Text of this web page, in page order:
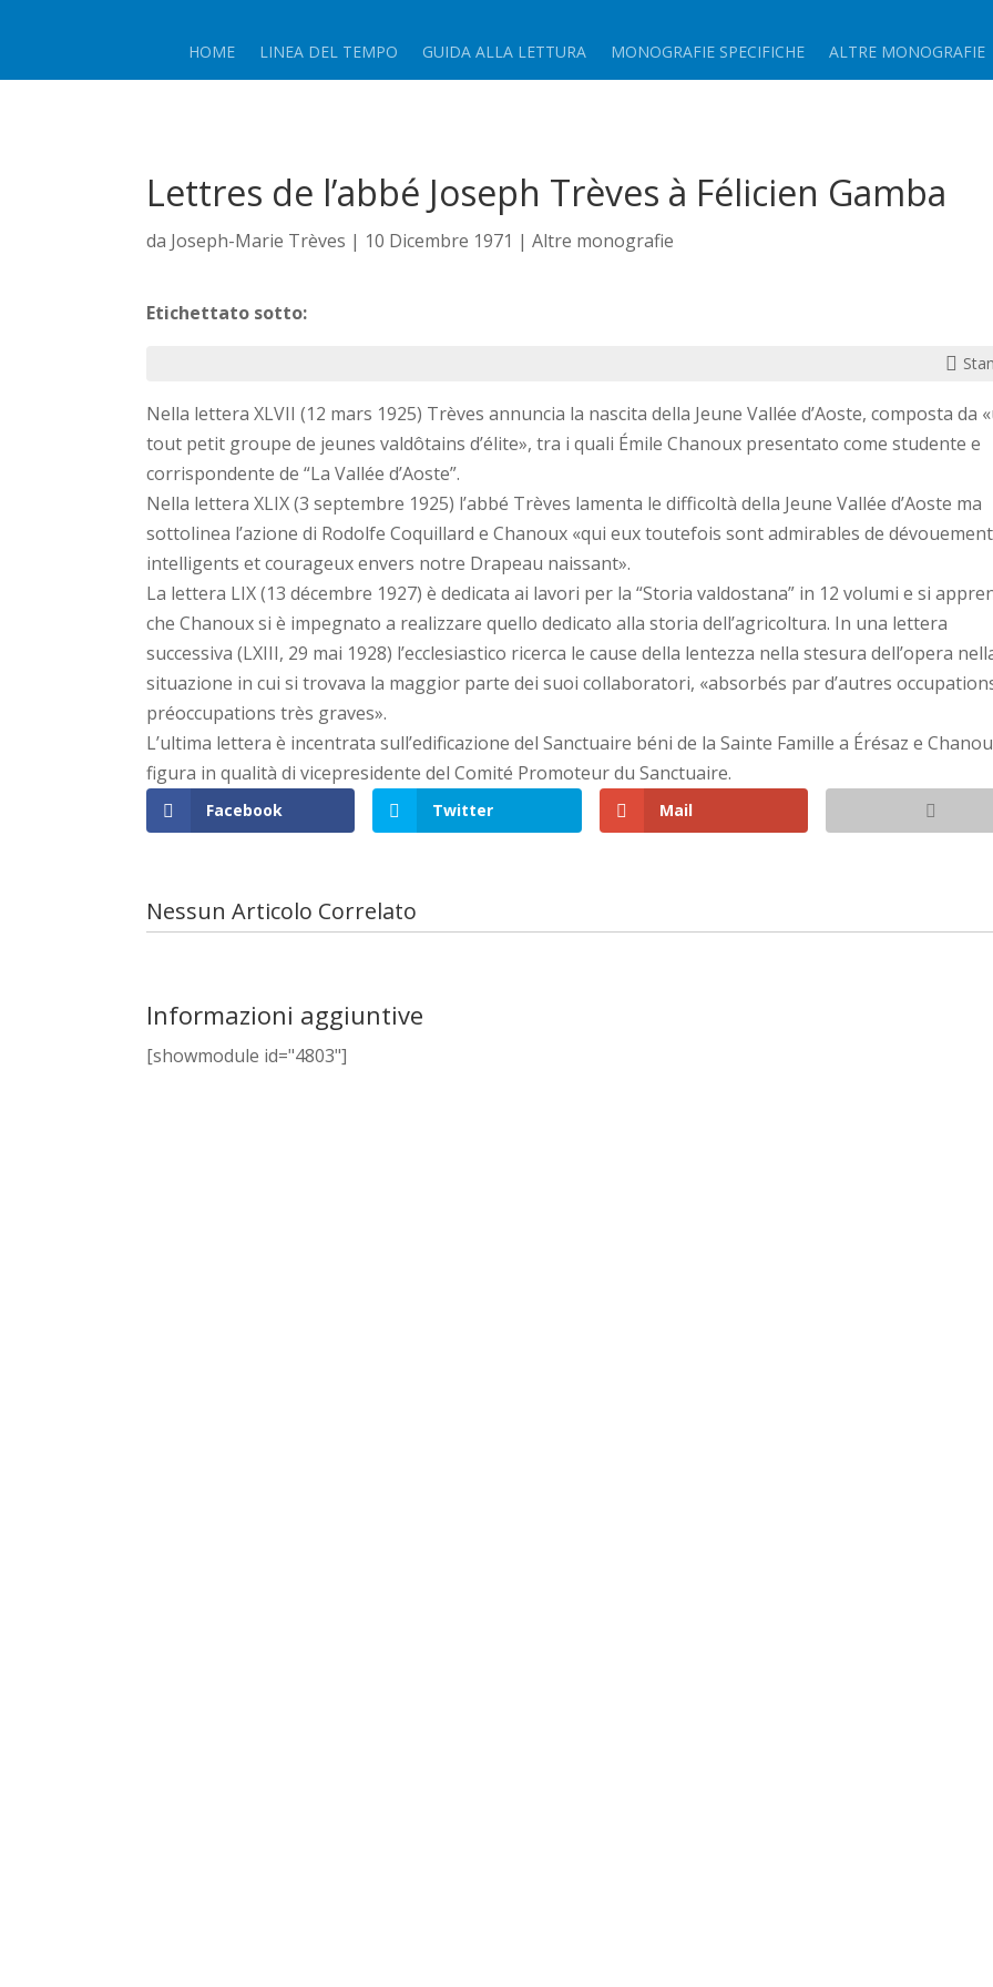
HOME LINEA DEL TEMPO GUIDA ALLA LETTURA MONOGRAFIE SPECIFICHE ALTRE MONOGRAFIE
Lettres de l’abbé Joseph Trèves à Félicien Gamba
da Joseph-Marie Trèves | 10 Dicembre 1971 | Altre monografie
Etichettato sotto:

Nella lettera XLVII (12 mars 1925) Trèves annuncia la nascita della Jeune Vallée d’Aoste, composta da
tout petit groupe de jeunes valdôtains d’élite», tra i quali Émile Chanoux presentato come studente e
corrispondente de “La Vallée d’Aoste”.
Nella lettera XLIX (3 septembre 1925) l’abbé Trèves lamenta le difficoltà della Jeune Vallée d’Aoste ma
sottolinea l’azione di Rodolfe Coquillard e Chanoux «qui eux toutefois sont admirables de dévouement
intelligents et courageux envers notre Drapeau naissant».
La lettera LIX (13 décembre 1927) è dedicata ai lavori per la “Storia valdostana” in 12 volumi e si
che Chanoux si è impegnato a realizzare quello dedicato alla storia dell’agricoltura. In una lettera
successiva (LXIII, 29 mai 1928) l’ecclesiastico ricerca le cause della lentezza nella stesura dell’opera
situazione in cui si trovava la maggior parte dei suoi collaboratori, «absorbés par d’autres
préoccupations très graves».
L’ultima lettera è incentrata sull’edificazione del Sanctuaire béni de la Sainte Famille a Érésaz e
figura in qualità di vicepresidente del Comité Promoteur du Sanctuaire.
Facebook Twitter Mail
Nessun Articolo Correlato
Informazioni aggiuntive
[showmodule id="4803"]